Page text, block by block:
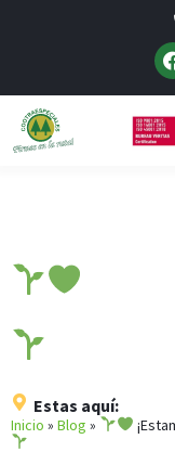
Estas aquí:
Inicio » Blog »